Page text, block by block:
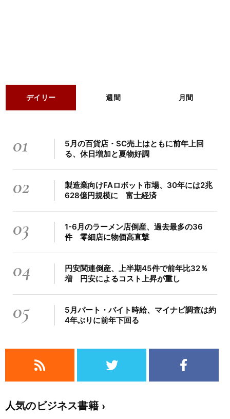
デイリー 週間 月間
01
5月の百貨店・SC売上はともに前年上回
る、休日増加と夏物好調
02
製造業向けFAロボット市場、30年には2兆
628億円規模に 富士経済
03
1-6月のラーメン店倒産、過去最多の36
件 零細店に物価高直撃
04
円安関連倒産、上半期45件で前年比32％
増 円安によるコスト上昇が重し
05
5月パート・バイト時給、マイナビ調査は約
4年ぶりに前年下回る
人気のビジネス書籍